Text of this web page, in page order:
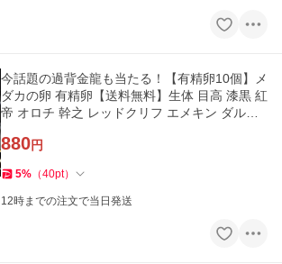
今話題の過背金龍も当たる！【有精卵10個】メ
ダカの卵 有精卵【送料無料】生体 目高 漆黒 紅
帝 オロチ 幹之 レッドクリフ エメキン ダルマ
880円
5% （40pt）
12時までの注文で当日発送